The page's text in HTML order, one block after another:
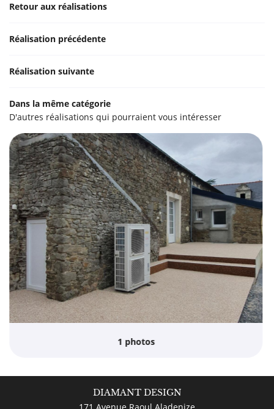
Accueil
intérieur
extérieur
des murs
réalisations
Avis
Contact
09 77 32 11
RESTEZ
INSCRIPTION
Retour aux réalisations
Réalisation précédente
Réalisation suivante
Dans la même catégorie
D'autres réalisations qui pourraient vous intéresser
1 photos
DIAMANT DESIGN